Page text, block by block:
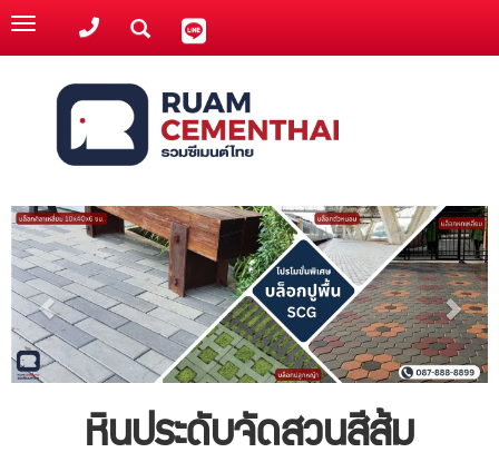
Toggle
navigation
หินประดับจัดสวนสีส้ม